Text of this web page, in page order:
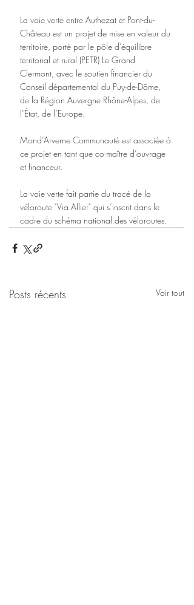
La voie verte entre Authezat et Pont-du-
Château est un projet de mise en valeur du
territoire, porté par le pôle d’équilibre
territorial et rural (PETR) Le Grand
Clermont, avec le soutien financier du
Conseil départemental du Puy-de-Dôme,
de la Région Auvergne Rhône-Alpes, de
l’État, de l’Europe.
Mond’Arverne Communauté est associée à
ce projet en tant que co-maître d’ouvrage
et financeur.
La voie verte fait partie du tracé de la
véloroute "Via Allier" qui s’inscrit dans le
cadre du schéma national des véloroutes.
Posts récents Voir tout